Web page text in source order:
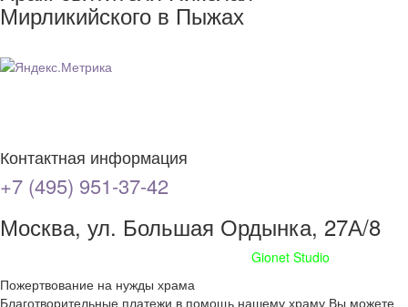
Мирликийского в Пыжах
Контактная информация
+7 (495) 951-37-42
Москва, ул. Большая Ордынка, 27А/8
Gionet Studio
Пожертвование на нужды храма
Благотворительные платежи в помощь нашему храму Вы можете